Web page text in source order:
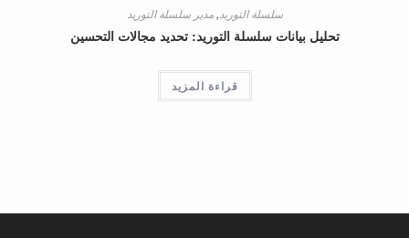
سلسلة التوريد ,مدير سلسلة التوريد
تحليل بيانات سلسلة التوريد: تحديد مجالات التحسين
قراءة المزيد